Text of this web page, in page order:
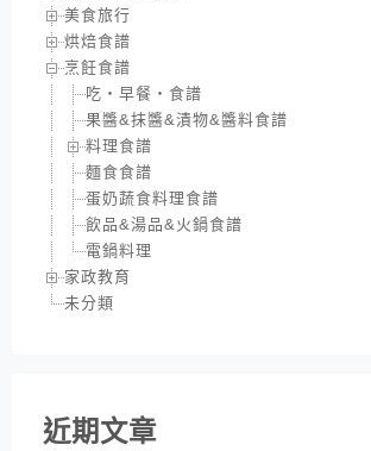
美食旅行
烘焙食譜
烹飪食譜
吃‧早餐‧食譜
果醬&抹醬&漬物&醬料食譜
料理食譜
麵食食譜
蛋奶蔬食料理食譜
飲品&湯品&火鍋食譜
電鍋料理
家政教育
未分類
近期文章